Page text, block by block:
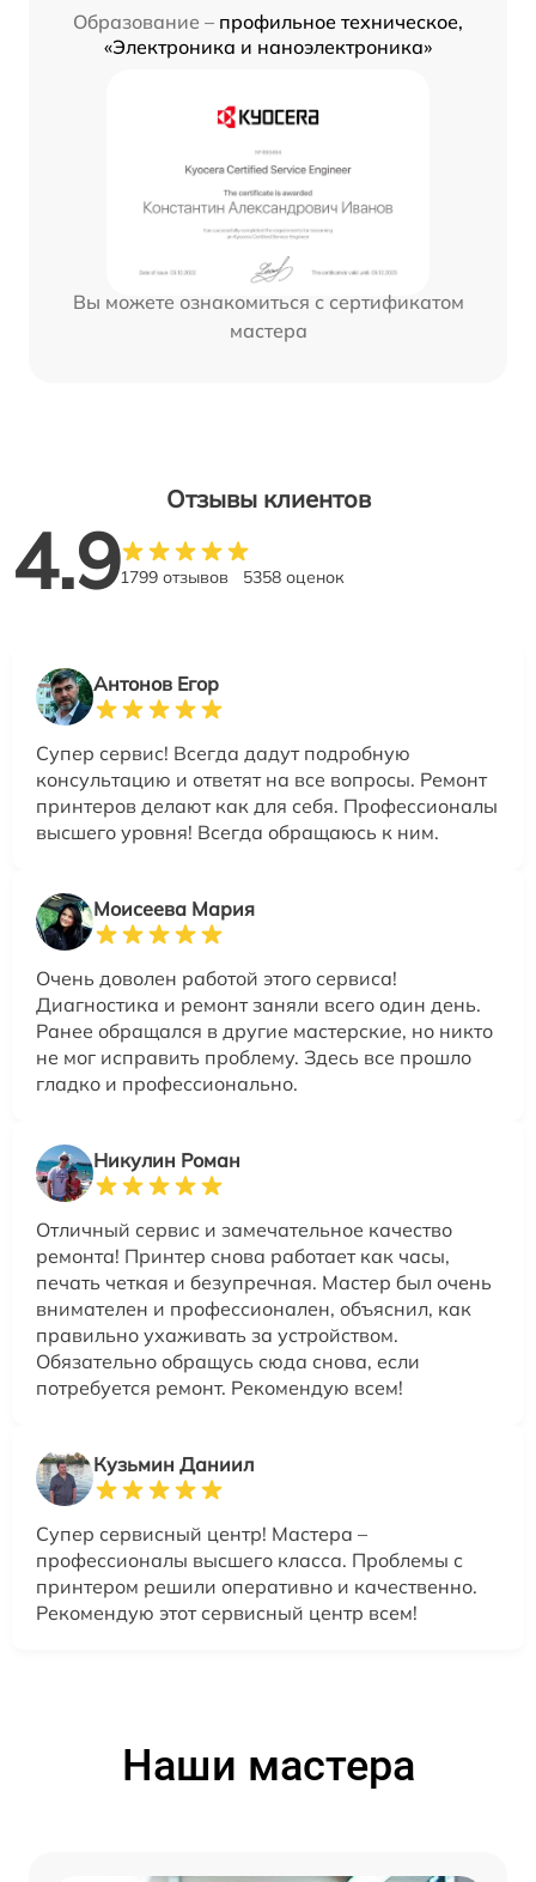
Образование – профильное техническое,
«Электроника и наноэлектроника»
Вы можете ознакомиться с сертификатом
мастера
Отзывы клиентов
4.91799 отзывов 5358 оценок
Антонов Егор
Супер сервис! Всегда дадут подробную
консультацию и ответят на все вопросы. Ремонт
принтеров делают как для себя. Профессионалы
высшего уровня! Всегда обращаюсь к ним.
Моисеева Мария
Очень доволен работой этого сервиса!
Диагностика и ремонт заняли всего один день.
Ранее обращался в другие мастерские, но никто
не мог исправить проблему. Здесь все прошло
гладко и профессионально.
Никулин Роман
Отличный сервис и замечательное качество
ремонта! Принтер снова работает как часы,
печать четкая и безупречная. Мастер был очень
внимателен и профессионален, объяснил, как
правильно ухаживать за устройством.
Обязательно обращусь сюда снова, если
потребуется ремонт. Рекомендую всем!
Кузьмин Даниил
Супер сервисный центр! Мастера –
профессионалы высшего класса. Проблемы с
принтером решили оперативно и качественно.
Рекомендую этот сервисный центр всем!
Наши мастера